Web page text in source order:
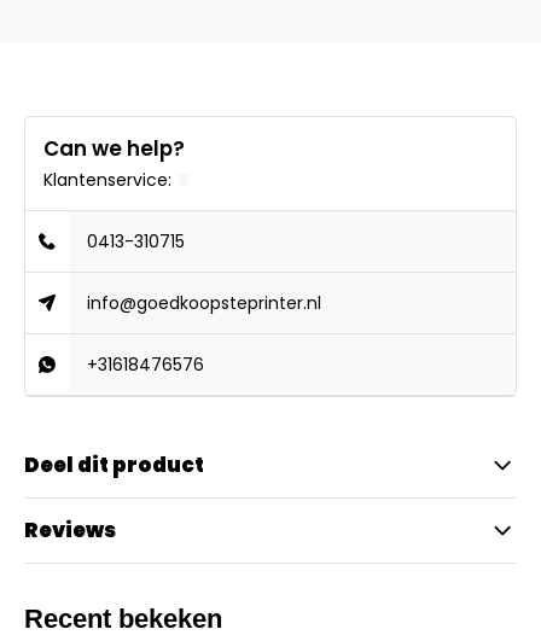
Can we help?
Klantenservice:
0413-310715
info@goedkoopsteprinter.nl
+31618476576
Deel dit product
Reviews
Recent bekeken